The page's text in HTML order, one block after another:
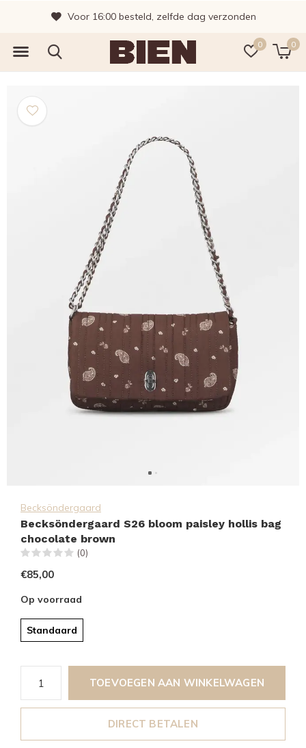
0 0
Voor 16:00 besteld, zelfde dag verzonden
Becksöndergaard
Becksöndergaard S26 bloom paisley hollis bag
chocolate brown
(0)
€85,00
Op voorraad
Standaard
TOEVOEGEN AAN WINKELWAGEN
DIRECT BETALEN